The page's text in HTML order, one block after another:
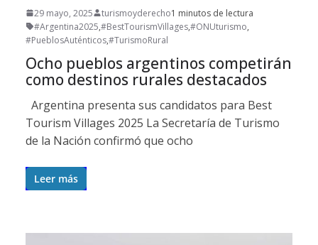
29 mayo, 2025 turismoyderecho1 minutos de lectura
#Argentina2025,#BestTourismVillages,#ONUturismo,
#PueblosAuténticos,#TurismoRural
Ocho pueblos argentinos competirán
como destinos rurales destacados
Argentina presenta sus candidatos para Best
Tourism Villages 2025 La Secretaría de Turismo
de la Nación confirmó que ocho
Leer más